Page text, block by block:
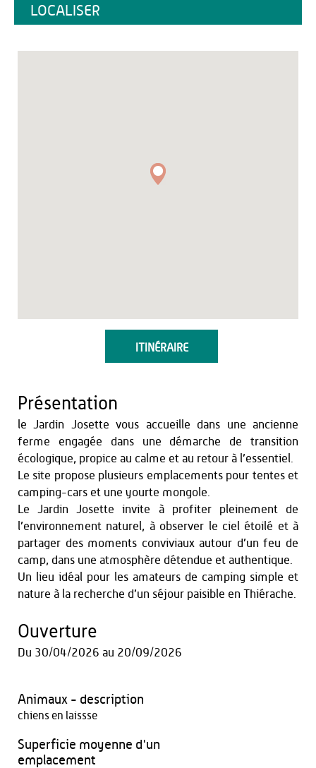
LOCALISER
ITINÉRAIRE
Présentation
le Jardin Josette vous accueille dans une ancienne
ferme engagée dans une démarche de transition
écologique, propice au calme et au retour à l’essentiel.
Le site propose plusieurs emplacements pour tentes et
camping-cars et une yourte mongole.
Le Jardin Josette invite à profiter pleinement de
l’environnement naturel, à observer le ciel étoilé et à
partager des moments conviviaux autour d’un feu de
camp, dans une atmosphère détendue et authentique.
Un lieu idéal pour les amateurs de camping simple et
nature à la recherche d’un séjour paisible en Thiérache.
Ouverture
Du 30/04/2026 au 20/09/2026
Animaux - description
chiens en laissse
Superficie moyenne d'un
emplacement